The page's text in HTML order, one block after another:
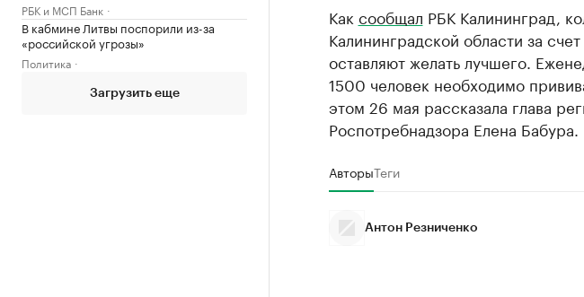
РБК и МСП Банк
В кабмине Литвы поспорили из-за
«российской угрозы»
Политика
Загрузить еще
Как сообщал РБК Калининград,
Калининградской области за
оставляют желать лучшего.
1500 человек необходимо
этом 26 мая рассказала глава
Роспотребнадзора Елена Бабура.
АвторыТеги
Антон Резниченко